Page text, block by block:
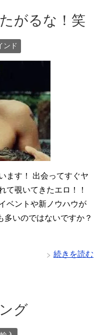
がるな！笑
ンド
ます！ 出会ってすぐヤ
て覗いてきたエロ！！
ベントや新ノウハウが
多いのではないですか？
続きを読む
グ